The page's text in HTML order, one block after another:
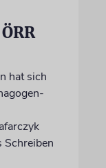
hat sich